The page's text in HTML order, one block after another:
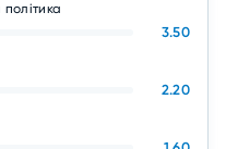
3.50
2.20